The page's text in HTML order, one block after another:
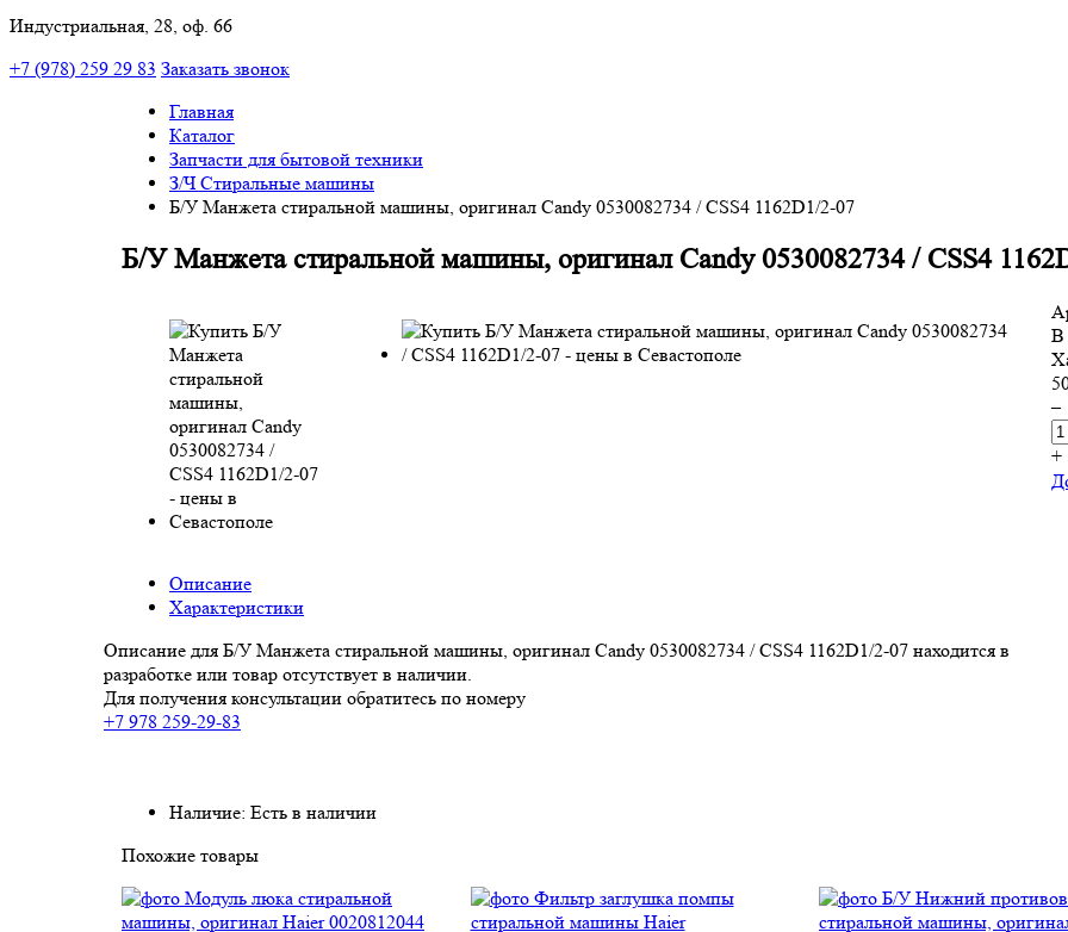
Индустриальная, 28, оф. 66
+7 (978) 259 29 83 Заказать звонок
Главная
Каталог
Запчасти для бытовой техники
З/Ч Стиральные машины
Б/У Манжета стиральной машины, оригинал Candy 0530082734 / CSS4 1162D1/2-07
Б/У Манжета стиральной машины, оригинал Candy 0530082734 / CSS4
В
–
+
Описание
Характеристики
Описание для Б/У Манжета стиральной машины, оригинал Candy 0530082734 / CSS4 1162D1/2-07 находится в
разработке или товар отсутствует в наличии.
Для получения консультации обратитесь по номеру
+7 978 259-29-83
Наличие: Есть в наличии
Похожие товары